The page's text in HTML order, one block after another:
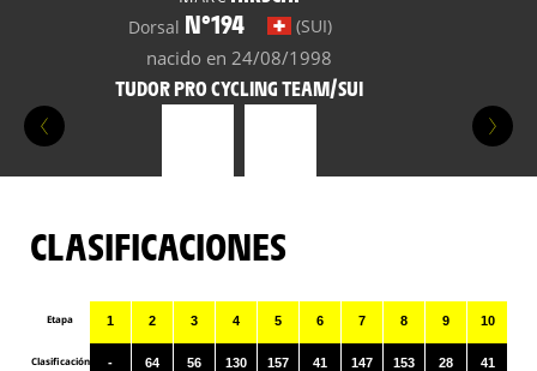
Dorsal N°194 (SUI)
nacido en 24/08/1998
TUDOR PRO CYCLING TEAM/SUI
CLASIFICACIONES
Etapa
Clasificación
1
-
2
64
3
56
4
130
5
157
6
41
7
147
8
153
9
28
10
41